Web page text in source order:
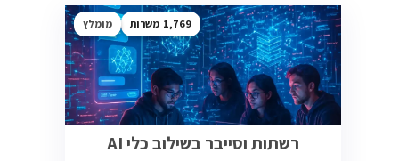
1,769 מומלץ
רשתות וסייבר בשילוב כלי AI